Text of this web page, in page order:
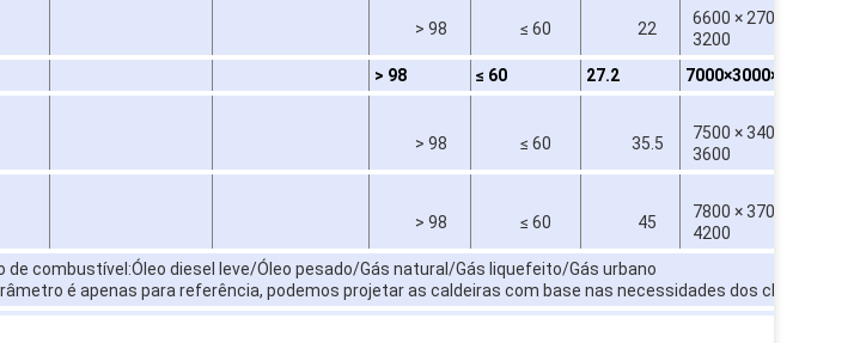
> 98 ≤ 60 22
6600 × 2700 ×
3200
> 98 ≤ 60 27.2 7000×3000×330
> 98 ≤ 60 35.5
7500 × 3400 ×
3600
> 98 ≤ 60 45
7800 × 3700 ×
4200
de combustível:Óleo diesel leve/Óleo pesado/Gás natural/Gás liquefeito/Gás urbano
é apenas para referência, podemos projetar as caldeiras com base nas necessidades dos clientes.